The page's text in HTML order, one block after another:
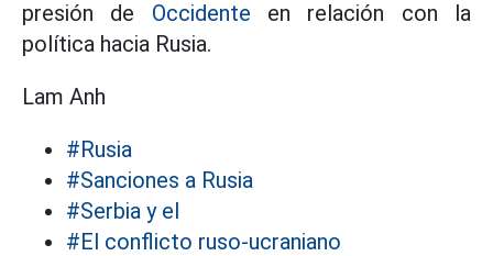
presión de Occidente en relación con la
política hacia Rusia.
Lam Anh
#Rusia
#Sanciones a Rusia
#Serbia y el
#El conflicto ruso-ucraniano